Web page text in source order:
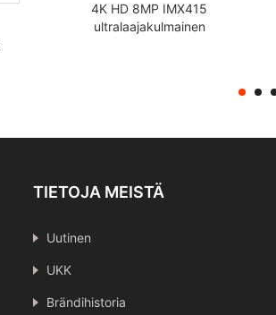
4K HD 8MP IMX415
ultralaajakulmainen
TIETOJA MEISTÄ
Uutinen
UKK
Brändihistoria